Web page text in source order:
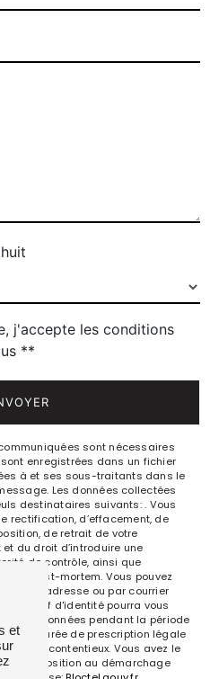
j'accepte les conditions
**
sont nécessaires
enregistrées dans un fichier
à et ses sous-traitants dans le
Les données collectées
destinataires suivants: . Vous
rectification, d’effacement, de
de retrait de votre
du droit d’introduire une
de contrôle, ainsi que
post-mortem. Vous pouvez
à l'adresse ou par courrier
d'identité pourra vous
vos données pendant la période
la durée de prescription légale
des contentieux. Vous avez le
d'opposition au démarchage
et